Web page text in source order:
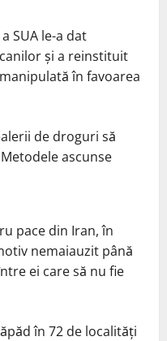
SUA le-a dat
și a reinstituit
în favoarea
de droguri să
ascunse
pace din Iran, în
nemaiauzit până
ei care să nu fie
în 72 de localități